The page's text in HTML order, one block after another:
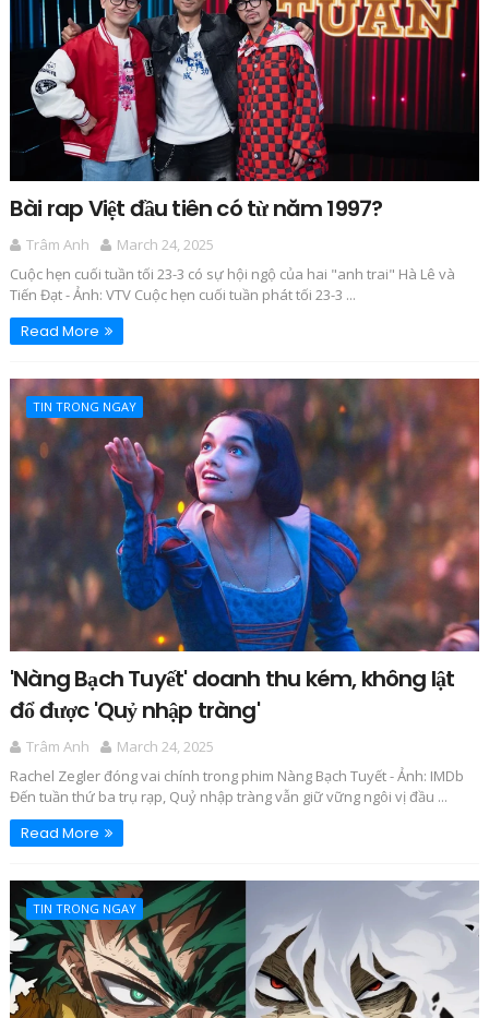
Bài rap Việt đầu tiên có từ năm 1997?
Trâm Anh
March 24, 2025
Cuộc hẹn cuối tuần tối 23-3 có sự hội ngộ của hai "anh trai" Hà Lê và
Tiến Đạt - Ảnh: VTV Cuộc hẹn cuối tuần phát tối 23-3 ...
Read More
TIN TRONG NGAY
'Nàng Bạch Tuyết' doanh thu kém, không lật
đổ được 'Quỷ nhập tràng'
Trâm Anh
March 24, 2025
Rachel Zegler đóng vai chính trong phim Nàng Bạch Tuyết - Ảnh: IMDb
Đến tuần thứ ba trụ rạp, Quỷ nhập tràng vẫn giữ vững ngôi vị đầu ...
Read More
TIN TRONG NGAY